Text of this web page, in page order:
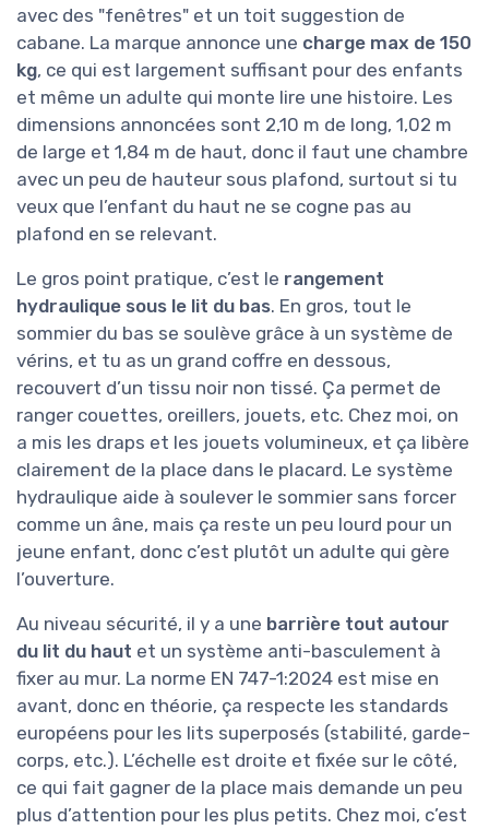
avec des "fenêtres" et un toit suggestion de
cabane. La marque annonce une charge max de 150
kg, ce qui est largement suffisant pour des enfants
et même un adulte qui monte lire une histoire. Les
dimensions annoncées sont 2,10 m de long, 1,02 m
de large et 1,84 m de haut, donc il faut une chambre
avec un peu de hauteur sous plafond, surtout si tu
veux que l’enfant du haut ne se cogne pas au
plafond en se relevant.
Le gros point pratique, c’est le rangement
hydraulique sous le lit du bas. En gros, tout le
sommier du bas se soulève grâce à un système de
vérins, et tu as un grand coffre en dessous,
recouvert d’un tissu noir non tissé. Ça permet de
ranger couettes, oreillers, jouets, etc. Chez moi, on
a mis les draps et les jouets volumineux, et ça libère
clairement de la place dans le placard. Le système
hydraulique aide à soulever le sommier sans forcer
comme un âne, mais ça reste un peu lourd pour un
jeune enfant, donc c’est plutôt un adulte qui gère
l’ouverture.
Au niveau sécurité, il y a une barrière tout autour
du lit du haut et un système anti-basculement à
fixer au mur. La norme EN 747-1:2024 est mise en
avant, donc en théorie, ça respecte les standards
européens pour les lits superposés (stabilité, garde-
corps, etc.). L’échelle est droite et fixée sur le côté,
ce qui fait gagner de la place mais demande un peu
plus d’attention pour les plus petits. Chez moi, c’est